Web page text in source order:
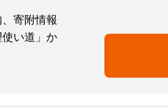
寄附情報
い道」か